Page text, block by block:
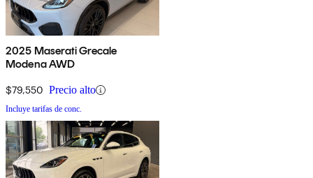
2025 Maserati Grecale
Modena AWD
$79,550 Precio alto
Incluye tarifas de conc.